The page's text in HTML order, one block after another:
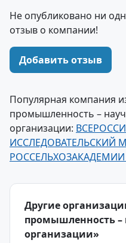
Не опубликовано ни
отзыв о компании!
Добавить отзыв
Популярная компания
промышленность –
организации:
ИССЛЕДОВАТЕЛЬСКИЙ
РОССЕЛЬХОЗАКАДЕМИИ
Другие
промышленность –
организации»